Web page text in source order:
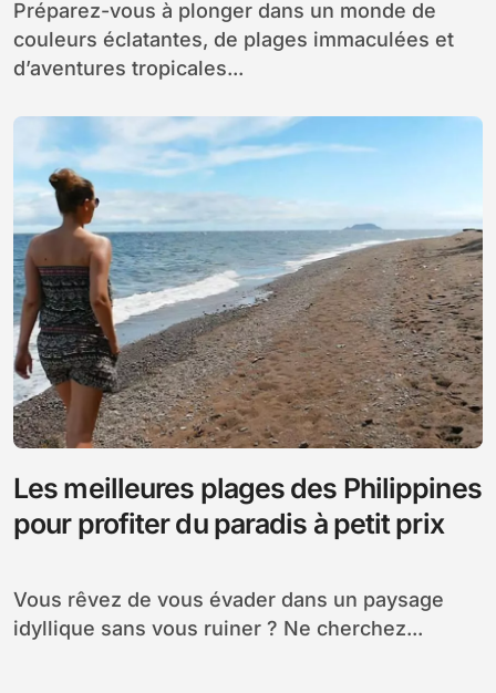
Préparez-vous à plonger dans un monde de
couleurs éclatantes, de plages immaculées et
d’aventures tropicales...
Les meilleures plages des Philippines
pour profiter du paradis à petit prix
Vous rêvez de vous évader dans un paysage
idyllique sans vous ruiner ? Ne cherchez...